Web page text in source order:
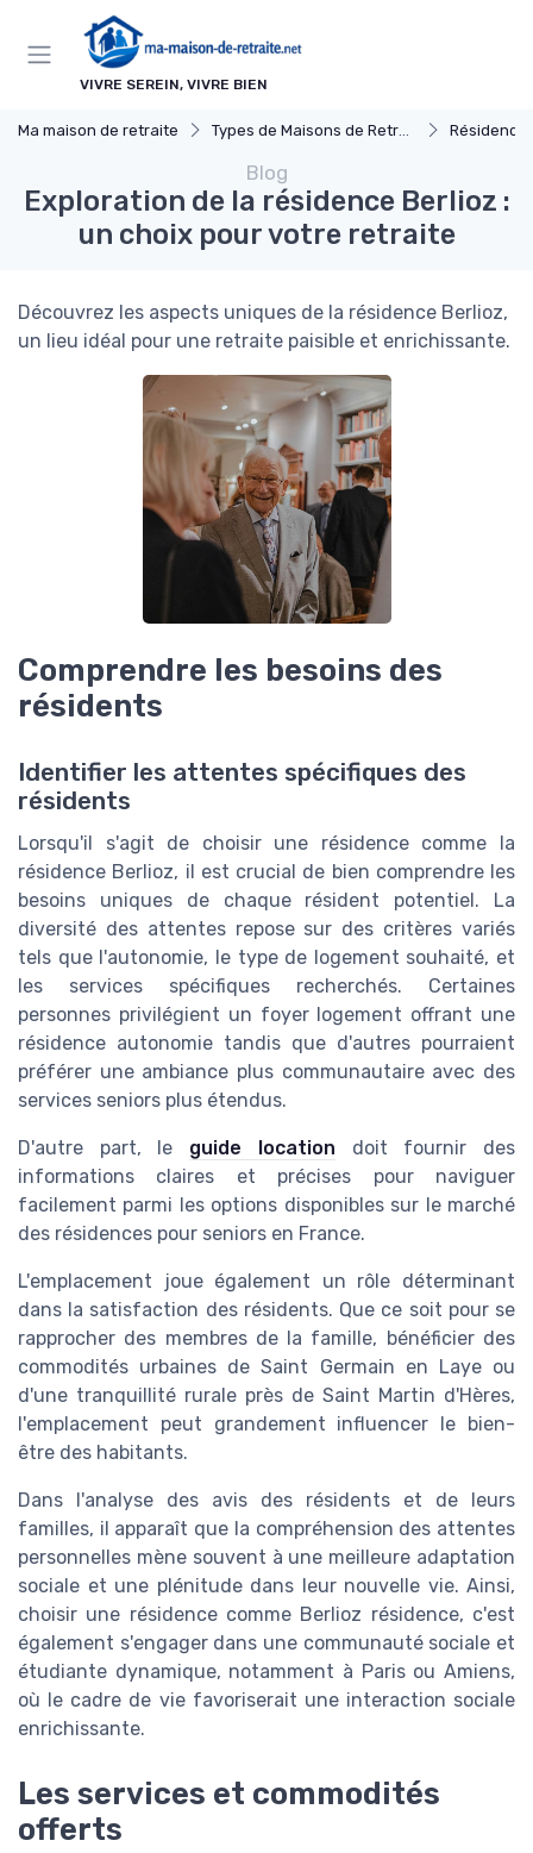
VIVRE SEREIN, VIVRE BIEN
Ma maison de retraite Types de Maisons de Retraite Résidences
Blog
Exploration de la résidence Berlioz :
un choix pour votre retraite
Découvrez les aspects uniques de la résidence Berlioz,
un lieu idéal pour une retraite paisible et enrichissante.
Comprendre les besoins des
résidents
Identifier les attentes spécifiques des
résidents
Lorsqu'il s'agit de choisir une résidence comme la
résidence Berlioz, il est crucial de bien comprendre les
besoins uniques de chaque résident potentiel. La
diversité des attentes repose sur des critères variés
tels que l'autonomie, le type de logement souhaité, et
les services spécifiques recherchés. Certaines
personnes privilégient un foyer logement offrant une
résidence autonomie tandis que d'autres pourraient
préférer une ambiance plus communautaire avec des
services seniors plus étendus.
D'autre part, le guide location doit fournir des
informations claires et précises pour naviguer
facilement parmi les options disponibles sur le marché
des résidences pour seniors en France.
L'emplacement joue également un rôle déterminant
dans la satisfaction des résidents. Que ce soit pour se
rapprocher des membres de la famille, bénéficier des
commodités urbaines de Saint Germain en Laye ou
d'une tranquillité rurale près de Saint Martin d'Hères,
l'emplacement peut grandement influencer le bien-
être des habitants.
Dans l'analyse des avis des résidents et de leurs
familles, il apparaît que la compréhension des attentes
personnelles mène souvent à une meilleure adaptation
sociale et une plénitude dans leur nouvelle vie. Ainsi,
choisir une résidence comme Berlioz résidence, c'est
également s'engager dans une communauté sociale et
étudiante dynamique, notamment à Paris ou Amiens,
où le cadre de vie favoriserait une interaction sociale
enrichissante.
Les services et commodités
offerts
Panneau de gestion des cookies